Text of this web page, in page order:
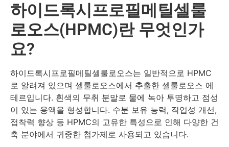
하이드록시프로필메틸셀룰
로오스(HPMC)란 무엇인가
요?
하이드록시프로필메틸셀룰로오스는 일반적으로 HPMC
로 알려져 있으며 셀룰로오스에서 추출한 셀룰로오스 에
테르입니다. 흰색의 무취 분말로 물에 녹아 투명하고 점성
이 있는 용액을 형성합니다. 수분 보유 능력, 작업성 개선,
접착력 향상 등 HPMC의 고유한 특성으로 인해 다양한 건
축 분야에서 귀중한 첨가제로 사용되고 있습니다.